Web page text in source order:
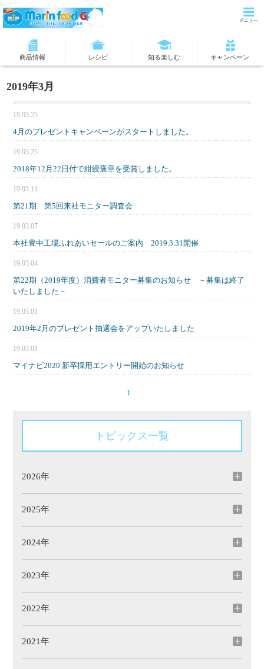
商品情報 レシピ 知る楽しむ キャンペーン
2019年3月
19.03.25
4月のプレゼントキャンペーンがスタートしました。
19.03.25
2018年12月22日付で紺綬褒章を受賞しました。
19.03.11
第21期 第5回来社モニター調査会
19.03.07
本社豊中工場ふれあいセールのご案内 2019.3.31開催
19.03.04
第22期（2019年度）消費者モニター募集のお知らせ －募集は終了
いたしました－
19.03.01
2019年2月のプレゼント抽選会をアップいたしました
19.03.01
マイナビ2020 新卒採用エントリー開始のお知らせ
1
トピックス一覧
2026年
2025年
2024年
2023年
2022年
2021年